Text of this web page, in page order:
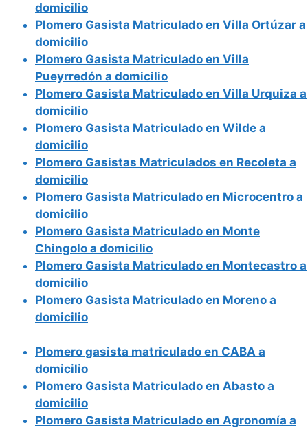
domicilio
Plomero Gasista Matriculado en Villa Ortúzar a
domicilio
Plomero Gasista Matriculado en Villa
Pueyrredón a domicilio
Plomero Gasista Matriculado en Villa Urquiza a
domicilio
Plomero Gasista Matriculado en Wilde a
domicilio
Plomero Gasistas Matriculados en Recoleta a
domicilio
Plomero Gasista Matriculado en Microcentro a
domicilio
Plomero Gasista Matriculado en Monte
Chingolo a domicilio
Plomero Gasista Matriculado en Montecastro a
domicilio
Plomero Gasista Matriculado en Moreno a
domicilio
Plomero gasista matriculado en CABA a
domicilio
Plomero Gasista Matriculado en Abasto a
domicilio
Plomero Gasista Matriculado en Agronomía a